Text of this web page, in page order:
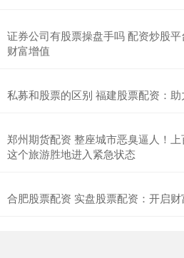
证券公司有股票操盘手吗 配资炒股
财富增值
私募和股票的区别 福建股票配资：
郑州期货配资 整座城市恶臭逼人！上
这个旅游胜地进入紧急状态
合肥股票配资 实盘股票配资：开启